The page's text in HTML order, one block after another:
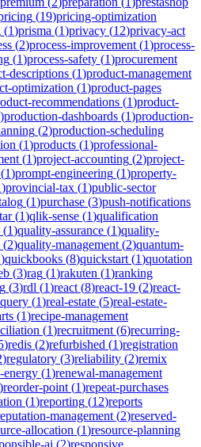
(19)pricing-optimization
(1)prisma (1)privacy (12)privacy-act
(2)process-improvement (1)process-
(1)process-safety (1)procurement
descriptions (1)product-management
optimization (1)product-pages
recommendations (1)product-
)production-dashboards (1)production-
(2)production-scheduling
(1)products (1)professional-
(1)project-accounting (2)project-
(1)prompt-engineering (1)property-
)provincial-tax (1)public-sector
(1)purchase (3)push-notifications
(1)qlik-sense (1)qualification
(1)quality-assurance (1)quality-
(2)quality-management (2)quantum-
)quickbooks (8)quickstart (1)quotation
(3)rag (1)rakuten (1)ranking
(3)rdl (1)react (8)react-19 (2)react-
(1)real-estate (5)real-estate-
(1)recipe-management
(1)recruitment (6)recurring-
)redis (2)refurbished (1)registration
)regulatory (3)reliability (2)remix
energy (1)renewal-management
)reorder-point (1)repeat-purchases
(1)reporting (12)reports
management (2)reserved-
allocation (1)resource-planning
ai (2)responsive